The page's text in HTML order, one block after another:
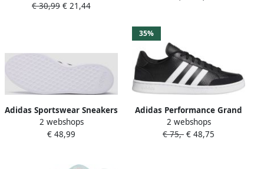
€ 30,99 € 21,44
Adidas Sportswear Sneakers
GRAND COURT TD
LIFESTYLE COURT CASUAL
2 webshops
€ 48,99
35%
Adidas Performance Grand
Court Se De sneakers van
de manier Man Zwarte
2 webshops
€ 75,- € 48,75